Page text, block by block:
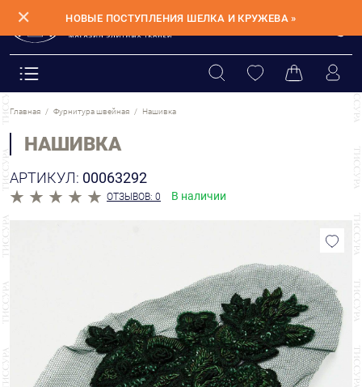
✕ НОВЫЕ ПОСТУПЛЕНИЯ ШЕЛКА И КРУЖЕВА »
Главная Фурнитура швейная Нашивка
НАШИВКА
АРТИКУЛ: 00063292
ОТЗЫВОВ: 0 В наличии